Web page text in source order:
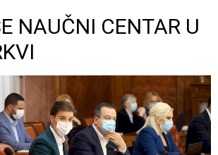
NAUČNI CENTAR U